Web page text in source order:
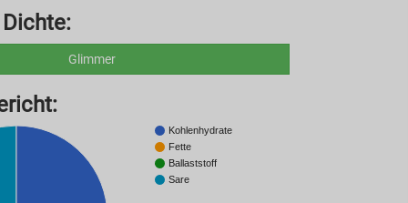
Glimmer
Kohlenhydrate
Fette
Ballaststoff
Sare